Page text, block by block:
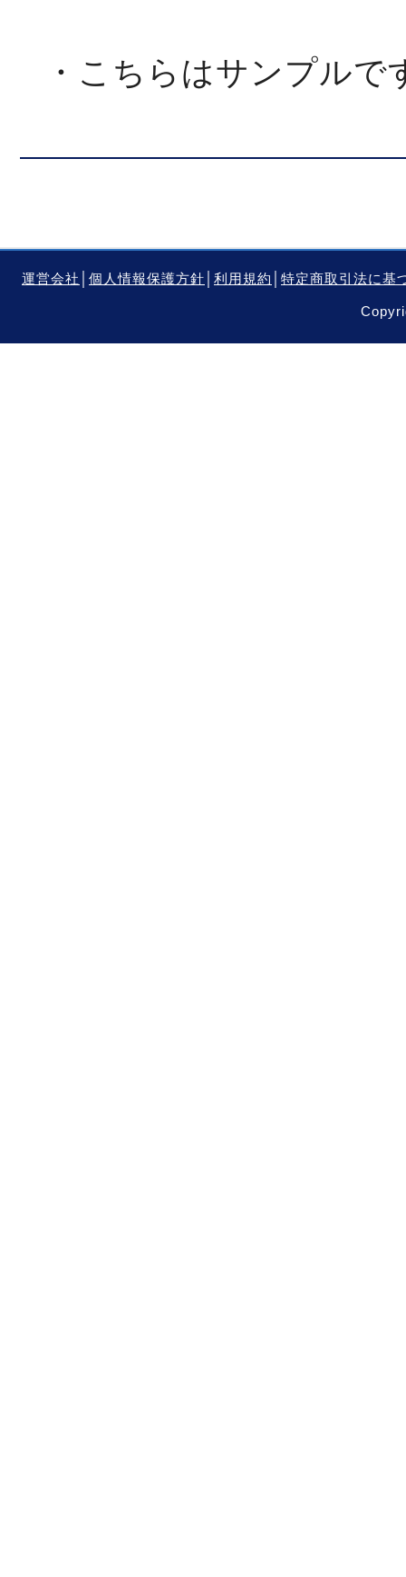
・こちらはサンプルで
運営会社 個人情報保護方針 利用規約 特定商取引法に基